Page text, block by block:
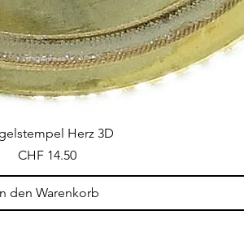
Herz 3D
Preis
CHF 14.50
den Warenkorb